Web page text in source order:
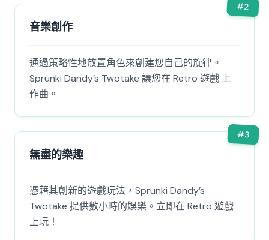
#2
音樂創作
通過策略性地放置角色來創建您自己的旋律。
Sprunki Dandy’s Twotake 讓您在 Retro 遊戲 上
作曲。
#3
無盡的樂趣
憑藉其創新的遊戲玩法，Sprunki Dandy’s
Twotake 提供數小時的娛樂。立即在 Retro 遊戲
上玩！